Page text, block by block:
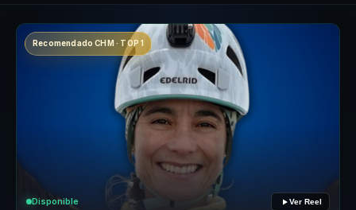
Recomendado CHM · TOP 1
Disponible Ver Reel